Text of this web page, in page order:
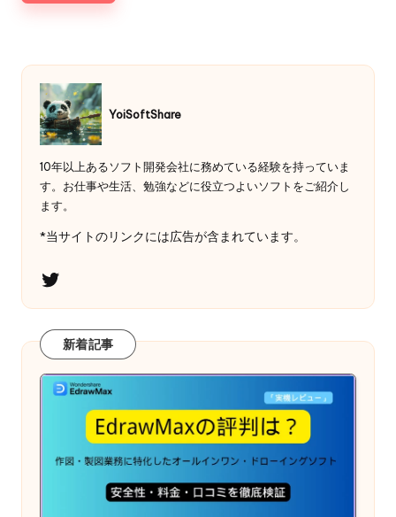
YoiSoftShare
10年以上あるソフト開発会社に務めている経験を持っていま
す。お仕事や生活、勉強などに役立つよいソフトをご紹介し
ます。
*当サイトのリンクには広告が含まれています。
Twitter
新着記事